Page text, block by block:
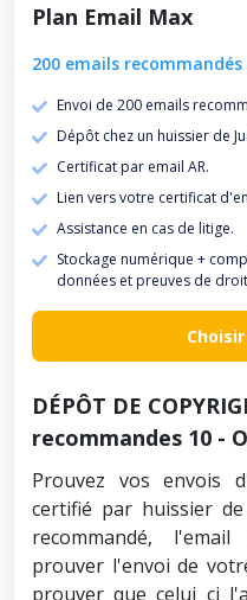
Plan Email Max
200 emails
Envoi de 200 emails
Dépôt chez un huissier de
Certificat par email AR.
Lien vers votre certificat
Assistance en cas de litige.
Stockage numérique +
données et preuves de
DÉPÔT DE
recommandes 10 -
Prouvez vos envois
certifié par huissier
recommandé,
prouver l'envoi de
prouver que celui ci